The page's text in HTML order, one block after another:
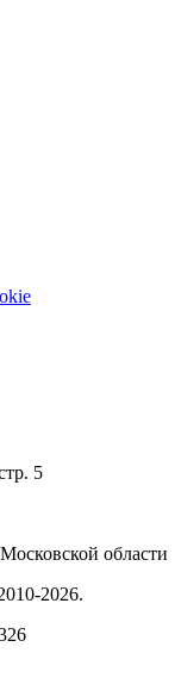
5
области
2026.